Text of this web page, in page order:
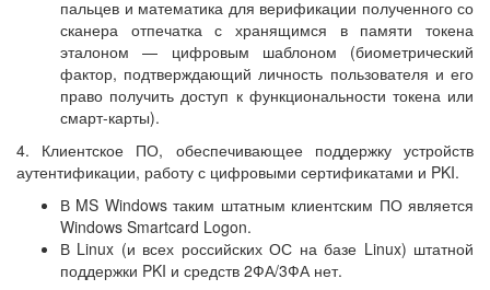
пальцев и математика для верификации полученного со
сканера отпечатка с хранящимся в памяти токена
эталоном — цифровым шаблоном (биометрический
фактор, подтверждающий личность пользователя и его
право получить доступ к функциональности токена или
смарт-карты).
4. Клиентское ПО, обеспечивающее поддержку устройств
аутентификации, работу с цифровыми сертификатами и PKI.
В MS Windows таким штатным клиентским ПО является
Windows Smartcard Logon.
В Linux (и всех российских ОС на базе Linux) штатной
поддержки PKI и средств 2ФА/3ФА нет.